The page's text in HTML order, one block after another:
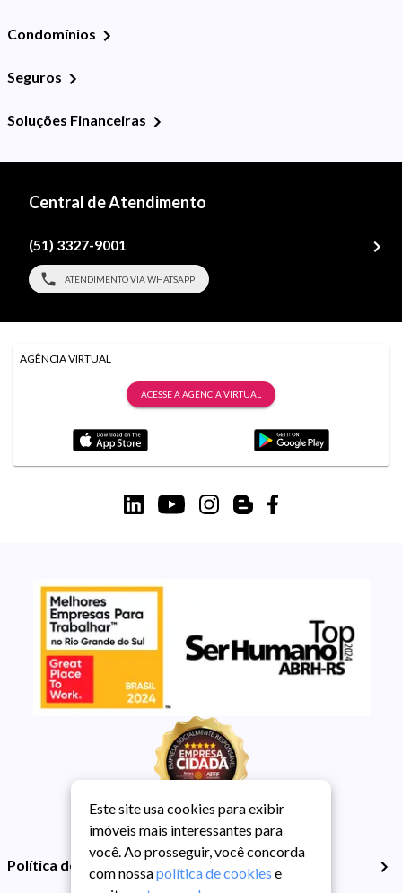
Condomínios
Seguros
Soluções Financeiras
Central de Atendimento
(51) 3327-9001
ATENDIMENTO VIA WHATSAPP
AGÊNCIA VIRTUAL
ACESSE A AGÊNCIA VIRTUAL
Política de Privacidade
Este site usa cookies para exibir
imóveis mais interessantes para
você. Ao prosseguir, você concorda
com nossapolítica de cookies e